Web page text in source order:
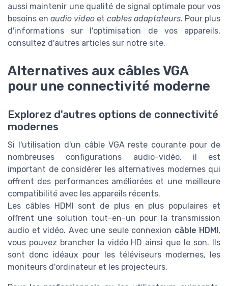
aussi maintenir une qualité de signal optimale pour vos
besoins en audio video et cables adaptateurs. Pour plus
d'informations sur l'optimisation de vos appareils,
consultez d'autres articles sur notre site.
Alternatives aux câbles VGA
pour une connectivité moderne
Explorez d'autres options de connectivité
modernes
Si l'utilisation d'un câble VGA reste courante pour de
nombreuses configurations audio-vidéo, il est
important de considérer les alternatives modernes qui
offrent des performances améliorées et une meilleure
compatibilité avec les appareils récents.
Les câbles HDMI sont de plus en plus populaires et
offrent une solution tout-en-un pour la transmission
audio et vidéo. Avec une seule connexion câble HDMI,
vous pouvez brancher la vidéo HD ainsi que le son. Ils
sont donc idéaux pour les téléviseurs modernes, les
moniteurs d'ordinateur et les projecteurs.